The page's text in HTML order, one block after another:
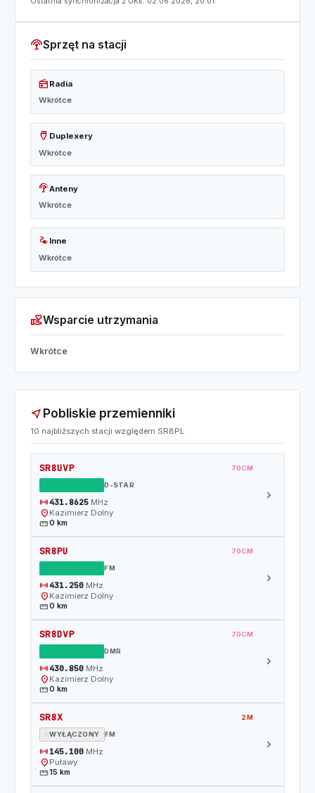
settings_input_antennaSprzęt na stacji
radioRadia
Wkrótce
settings_input_hdmi Duplexery
Wkrótce
settings_input_antennaAnteny
Wkrótce
electrical_services Inne
Wkrótce
volunteer_activismWsparcie utrzymania
Wkrótce
near_mePobliskie przemienniki
10 najbliższych stacji względem SR8PL
SR8UVP 70CM
D-STAR
sensors431.8625MHz
location_on Kazimierz Dolny
straighten0 km
chevron_right
SR8PU 70CM
FM
sensors431.250MHz
location_on Kazimierz Dolny
straighten0 km
chevron_right
SR8DVP 70CM
DMR
sensors430.850MHz
location_on Kazimierz Dolny
straighten0 km
chevron_right
SR8X 2M
WYŁĄCZONY FM
sensors 145.100MHz
location_on Puławy
straighten15 km
chevron_right